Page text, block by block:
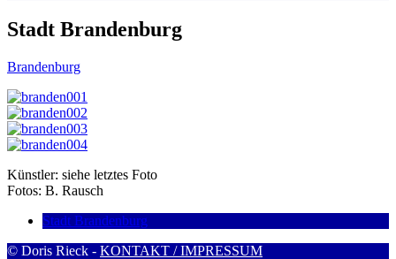
Stadt Brandenburg
Brandenburg
Künstler: siehe letztes Foto
Fotos: B. Rausch
Stadt Brandenburg
© Doris Rieck - KONTAKT / IMPRESSUM